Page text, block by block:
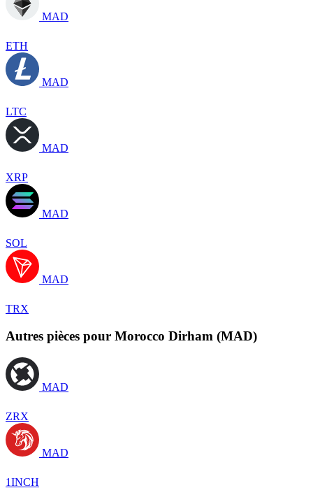
MAD
ETH
MAD
LTC
MAD
XRP
MAD
SOL
MAD
TRX
Autres pièces pour Morocco Dirham (MAD)
MAD
ZRX
MAD
1INCH